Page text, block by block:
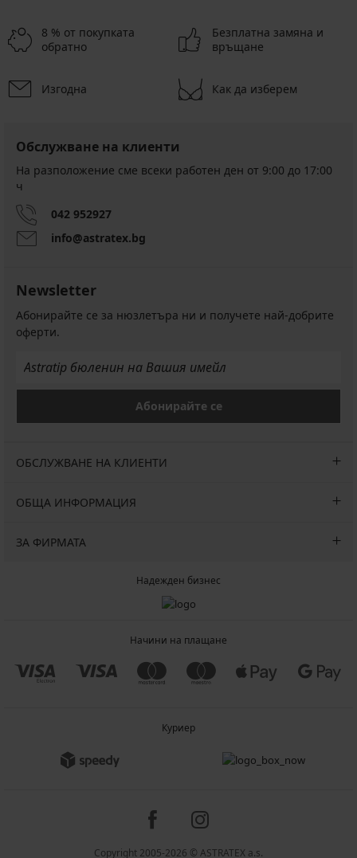
8 % от покупката
обратно
Безплатна замяна и
връщане
Изгодна Как да изберем
Обслужване на клиенти
На разположение сме всеки работен ден от 9:00 до 17:00
ч
042 952927
info@astratex.bg
Newsletter
Абонирайте се за нюзлетъра ни и получете най-добрите
оферти.
Абонирайте се
ОБСЛУЖВАНЕ НА КЛИЕНТИ
ОБЩА ИНФОРМАЦИЯ
ЗА ФИРМАТА
Надежден бизнес
Начини на плащане
Куриер
Copyright 2005-2026 © ASTRATEX a.s.